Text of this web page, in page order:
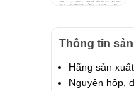
Thông tin
Hãng sản
Nguyên hộp,